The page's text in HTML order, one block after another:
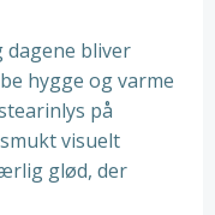
bliver
hygge og varme
på
visuelt
glød, der